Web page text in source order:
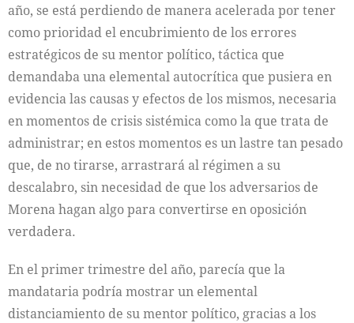
año, se está perdiendo de manera acelerada por tener
como prioridad el encubrimiento de los errores
estratégicos de su mentor político, táctica que
demandaba una elemental autocrítica que pusiera en
evidencia las causas y efectos de los mismos, necesaria
en momentos de crisis sistémica como la que trata de
administrar; en estos momentos es un lastre tan pesado
que, de no tirarse, arrastrará al régimen a su
descalabro, sin necesidad de que los adversarios de
Morena hagan algo para convertirse en oposición
verdadera.
En el primer trimestre del año, parecía que la
mandataria podría mostrar un elemental
distanciamiento de su mentor político, gracias a los